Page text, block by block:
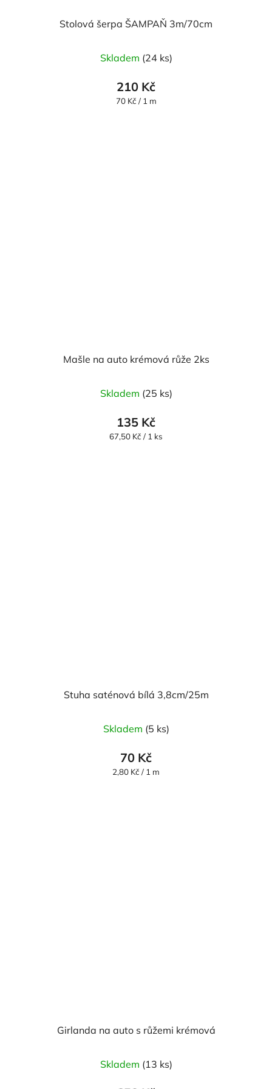
Stolová šerpa ŠAMPAŇ 3m/70cm
Skladem (24 ks)
210 Kč
Měrná
70 Kč / 1 m
Mašle na auto krémová růže 2ks
Skladem (25 ks)
135 Kč
Měrná
67,50 Kč / 1 ks
Stuha saténová bílá 3,8cm/25m
Skladem (5 ks)
70 Kč
Měrná
2,80 Kč / 1 m
Girlanda na auto s růžemi krémová
Skladem (13 ks)